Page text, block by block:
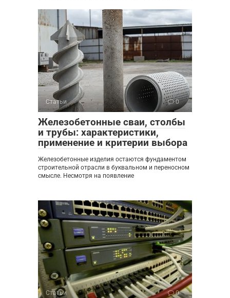
Статьи 0
Железобетонные сваи, столбы
и трубы: характеристики,
применение и критерии выбора
Железобетонные изделия остаются фундаментом
строительной отрасли в буквальном и переносном
смысле. Несмотря на появление
Статьи 0